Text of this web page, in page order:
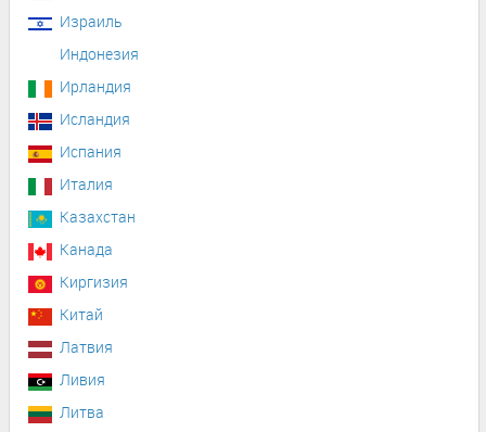
Израиль
Индонезия
Ирландия
Исландия
Испания
Италия
Казахстан
Канада
Киргизия
Китай
Латвия
Ливия
Литва